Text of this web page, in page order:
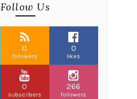
Follow Us
0
followers
0
likes
0
subscribers
266
followers